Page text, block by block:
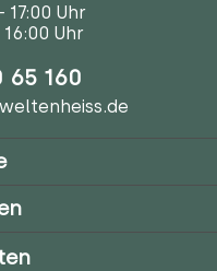
17:00 Uhr
Uhr
65 160